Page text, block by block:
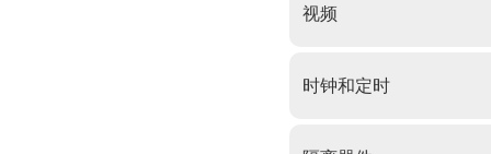
视频
时钟和定时